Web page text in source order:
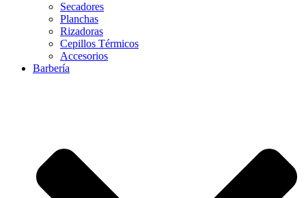
Secadores
Planchas
Rizadoras
Cepillos Térmicos
Accesorios
Barbería